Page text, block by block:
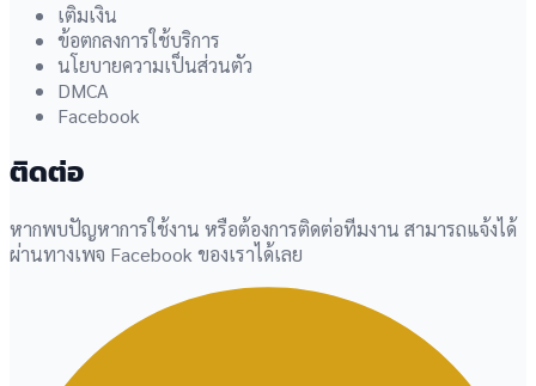
เติมเงิน
ข้อตกลงการใช้บริการ
นโยบายความเป็นส่วนตัว
DMCA
Facebook
ติดต่อ
หากพบปัญหาการใช้งาน หรือต้องการติดต่อทีมงาน สามารถแจ้งได้
ผ่านทางเพจ Facebook ของเราได้เลย